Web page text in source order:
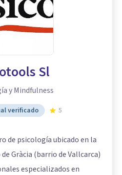
Sl
y Mindfulness
verificado 5
de psicología ubicado en la
Gràcia (barrio deVallcarca)
especializados en